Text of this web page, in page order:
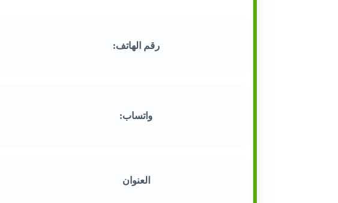
رقم الهاتف:
واتساب:
العنوان